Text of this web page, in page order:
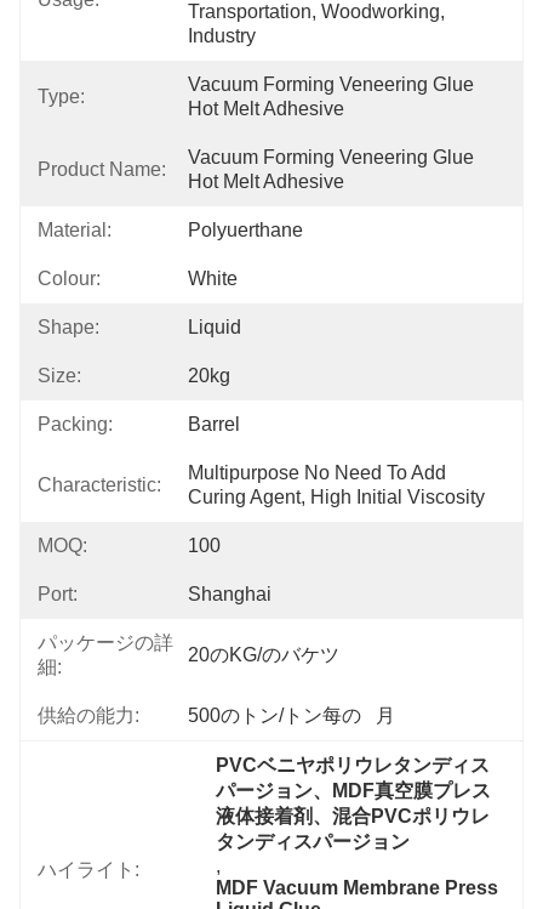
Transportation, Woodworking,
Industry
Type:
Vacuum Forming Veneering Glue
Hot Melt Adhesive
Product Name:
Vacuum Forming Veneering Glue
Hot Melt Adhesive
Material: Polyuerthane
Colour: White
Shape: Liquid
Size: 20kg
Packing: Barrel
Characteristic:
Multipurpose No Need To Add
Curing Agent, High Initial Viscosity
MOQ: 100
Port: Shanghai
パッケージの詳
細:
20のKG/のバケツ
供給の能力: 500のトン/トン每の   月
ハイライト:
PVCベニヤポリウレタンディス
パージョン、MDF真空膜プレス
液体接着剤、混合PVCポリウレ
タンディスパージョン
,
MDF Vacuum Membrane Press